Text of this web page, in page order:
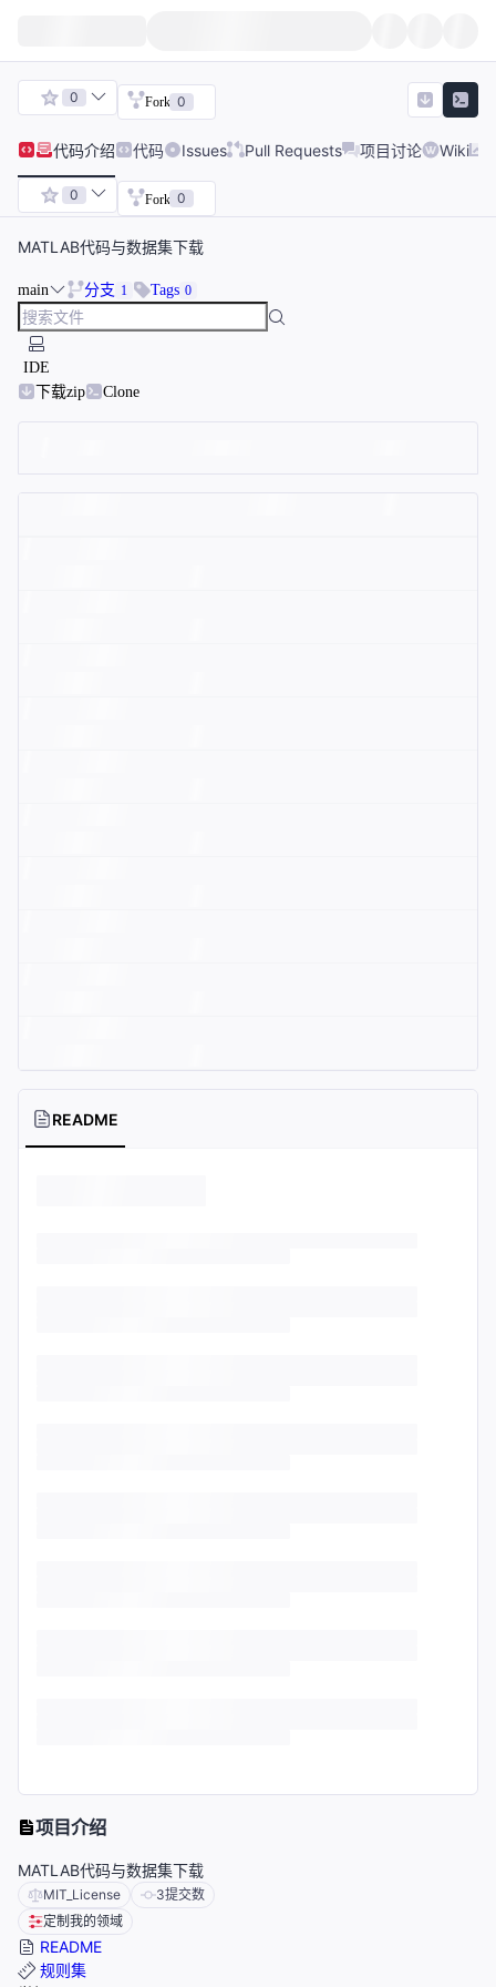
0 Fork 0
代码介绍 代码 Issues Pull Requests 项目讨论 Wiki
0 Fork 0
MATLAB代码与数据集下载
main 分支 1 Tags 0
IDE
下载zip
Clone
README
项目介绍
MATLAB代码与数据集下载
MIT_License 3提交数
定制我的领域
README
规则集